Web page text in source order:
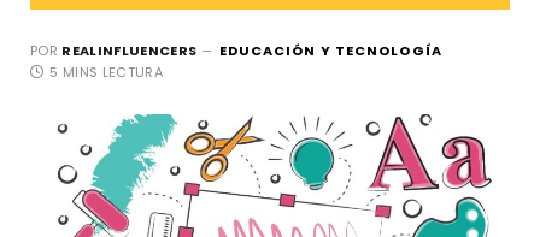
POR REALINFLUENCERS
EDUCACIÓN Y TECNOLOGÍA
5 MINS LECTURA